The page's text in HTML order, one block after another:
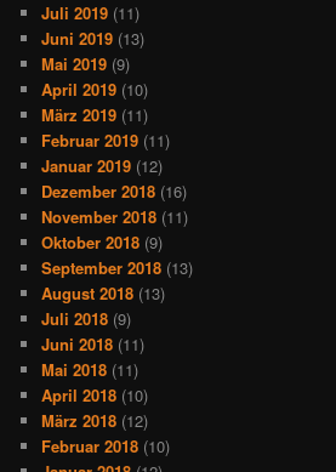
Juli 2019 (11)
Juni 2019 (13)
Mai 2019 (9)
April 2019 (10)
März 2019 (11)
Februar 2019 (11)
Januar 2019 (12)
Dezember 2018 (16)
November 2018 (11)
Oktober 2018 (9)
September 2018 (13)
August 2018 (13)
Juli 2018 (9)
Juni 2018 (11)
Mai 2018 (11)
April 2018 (10)
März 2018 (12)
Februar 2018 (10)